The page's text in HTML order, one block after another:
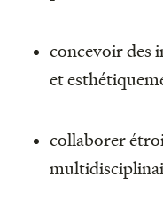
concevoir des
et
collaborer